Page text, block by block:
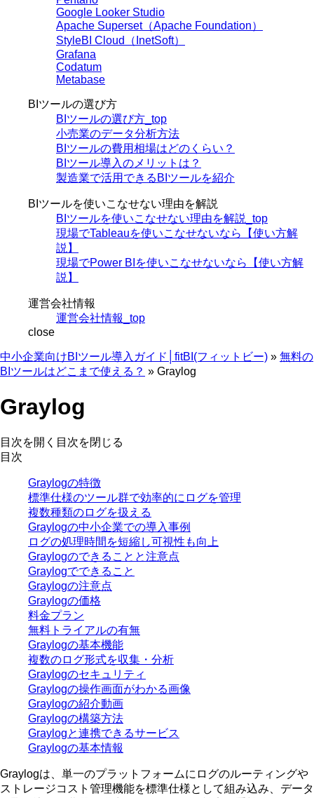
Google Looker Studio
Apache Superset（Apache Foundation）
StyleBI Cloud（InetSoft）
Grafana
Codatum
Metabase
BIツールの選び方
BIツールの選び方_top
小売業のデータ分析方法
BIツールの費用相場はどのくらい？
BIツール導入のメリットは？
製造業で活用できるBIツールを紹介
BIツールを使いこなせない理由を解説
BIツールを使いこなせない理由を解説_top
現場でTableauを使いこなせないなら【使い方解
説】
現場でPower BIを使いこなせないなら【使い方解
説】
運営会社情報
運営会社情報_top
close
中小企業向けBIツール導入ガイド│fitBI(フィットビー) » 無料の
BIツールはどこまで使える？ » Graylog
Graylog
目次を開く 目次を閉じる
目次
Graylogの特徴
標準仕様のツール群で効率的にログを管理
複数種類のログを扱える
Graylogの中小企業での導入事例
ログの処理時間を短縮し可視性も向上
Graylogのできることと注意点
Graylogでできること
Graylogの注意点
Graylogの価格
料金プラン
無料トライアルの有無
Graylogの基本機能
複数のログ形式を収集・分析
Graylogのセキュリティ
Graylogの操作画面がわかる画像
Graylogの紹介動画
Graylogの構築方法
Graylogと連携できるサービス
Graylogの基本情報
Graylogは、単一のプラットフォームにログのルーティングや
ストレージコスト管理機能を標準仕様として組み込み、データ